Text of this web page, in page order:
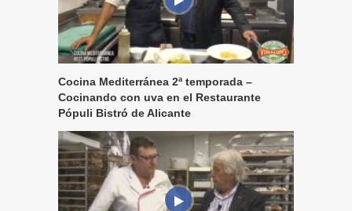
Cocina Mediterránea 2ª temporada –
Cocinando con uva en el Restaurante
Pópuli Bistró de Alicante